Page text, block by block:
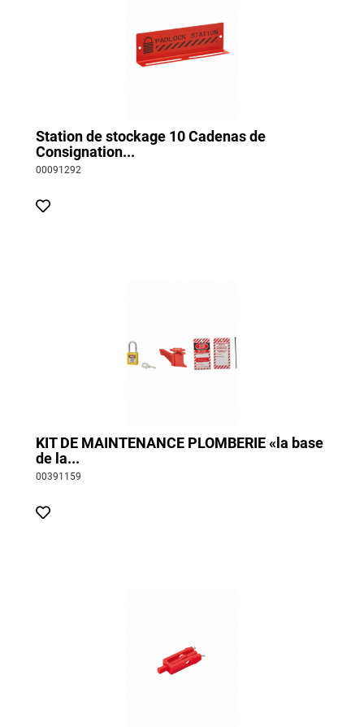
Station de stockage 10 Cadenas de
Consignation...
00091292
KIT DE MAINTENANCE PLOMBERIE «la base
de la...
00391159